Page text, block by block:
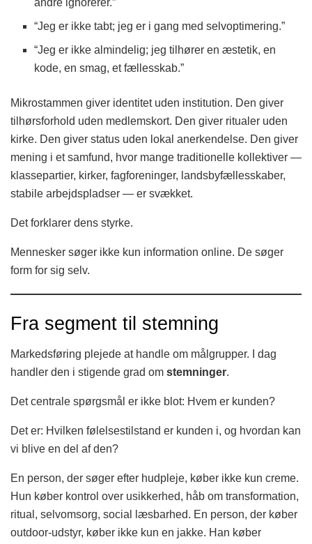
andre ignorerer.”
“Jeg er ikke tabt; jeg er i gang med selvoptimering.”
“Jeg er ikke almindelig; jeg tilhører en æstetik, en
kode, en smag, et fællesskab.”
Mikrostammen giver identitet uden institution. Den giver
tilhørsforhold uden medlemskort. Den giver ritualer uden
kirke. Den giver status uden lokal anerkendelse. Den giver
mening i et samfund, hvor mange traditionelle kollektiver —
klassepartier, kirker, fagforeninger, landsbyfællesskaber,
stabile arbejdspladser — er svækket.
Det forklarer dens styrke.
Mennesker søger ikke kun information online. De søger
form for sig selv.
Fra segment til stemning
Markedsføring plejede at handle om målgrupper. I dag
handler den i stigende grad om stemninger.
Det centrale spørgsmål er ikke blot: Hvem er kunden?
Det er: Hvilken følelsestilstand er kunden i, og hvordan kan
vi blive en del af den?
En person, der søger efter hudpleje, køber ikke kun creme.
Hun køber kontrol over usikkerhed, håb om transformation,
ritual, selvomsorg, social læsbarhed. En person, der køber
outdoor-udstyr, køber ikke kun en jakke. Han køber